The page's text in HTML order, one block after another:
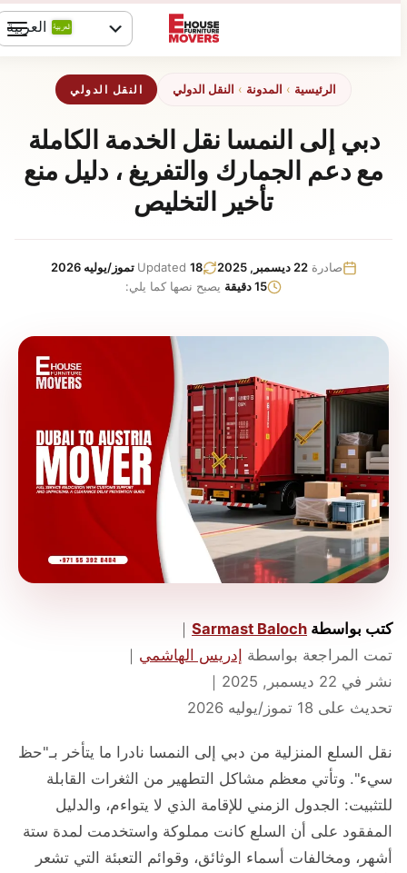
العربية
الرئيسية › المدونة › النقل الدولي النقل الدولي
دبي إلى النمسا نقل الخدمة الكاملة
مع دعم الجمارك والتفريغ ، دليل منع
تأخير التخليص
صادرة22 ديسمبر, 2025 Updated18 تموز/يوليه 2026
15 دقيقة
يصبح نصها كما يلي:
كتب بواسطة Sarmast Baloch
｜
تمت المراجعة بواسطةإدريس الهاشمي ｜
نشر في22 ديسمبر, 2025
｜
تحديث على18 تموز/يوليه 2026
نقل السلع المنزلية من دبي إلى النمسا نادرا ما يتأخر بـ"حظ
سيء". وتأتي معظم مشاكل التطهير من الثغرات القابلة
للتثبيت: الجدول الزمني للإقامة الذي لا يتواءم، والدليل
المفقود على أن السلع كانت مملوكة واستخدمت لمدة ستة
أشهر، ومخالفات أسماء الوثائق، وقوائم التعبئة التي تشعر